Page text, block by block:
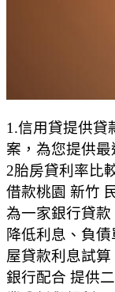
1.信用貸提供貸
案，為您提供
2胎房貸利率比
借款桃園 新竹
為一家銀行貸款
降低利息、負
屋貸款利息試
銀行配合 提供